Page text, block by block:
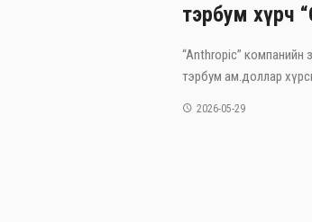
тэрбум хүрч
“Anthropic” компанийн
тэрбум ам.доллар
2026-05-29